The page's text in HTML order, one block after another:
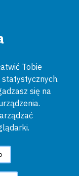
Tobie
się na